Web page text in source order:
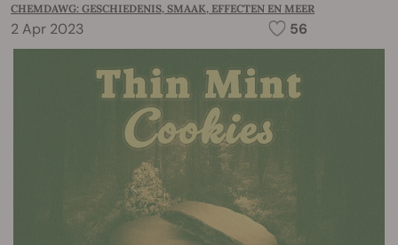
CHEMDAWG: GESCHIEDENIS, SMAAK, EFFECTEN EN MEER
2 Apr 2023 56